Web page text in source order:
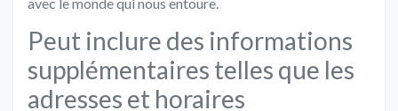
Peut inclure des informations
supplémentaires telles que les
adresses et horaires